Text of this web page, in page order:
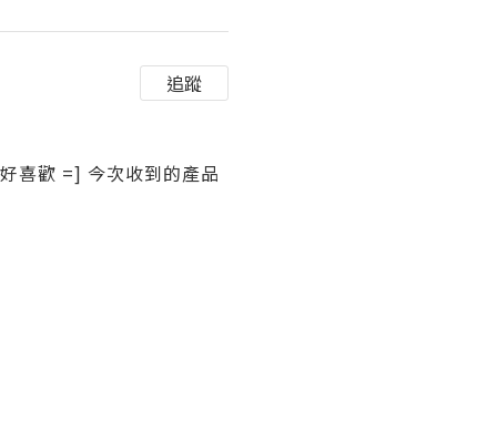
追蹤
喜歡 =] 今次收到的產品